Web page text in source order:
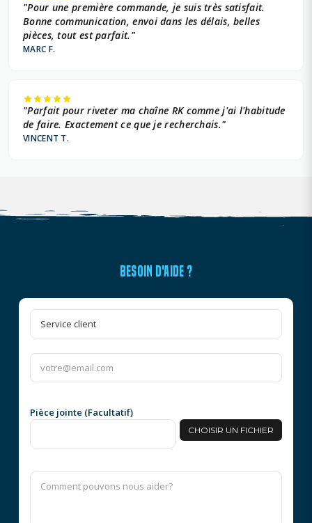
"Pour une première commande, je suis très satisfait.
Bonne communication, envoi dans les délais, belles
pièces, tout est parfait."
MARC F.
"Parfait pour riveter ma chaîne RK comme j'ai l'habitude
de faire. Exactement ce que je recherchais."
VINCENT T.
BESOIN D'AIDE ?
Pièce jointe (Facultatif)
CHOISIR UN FICHIER